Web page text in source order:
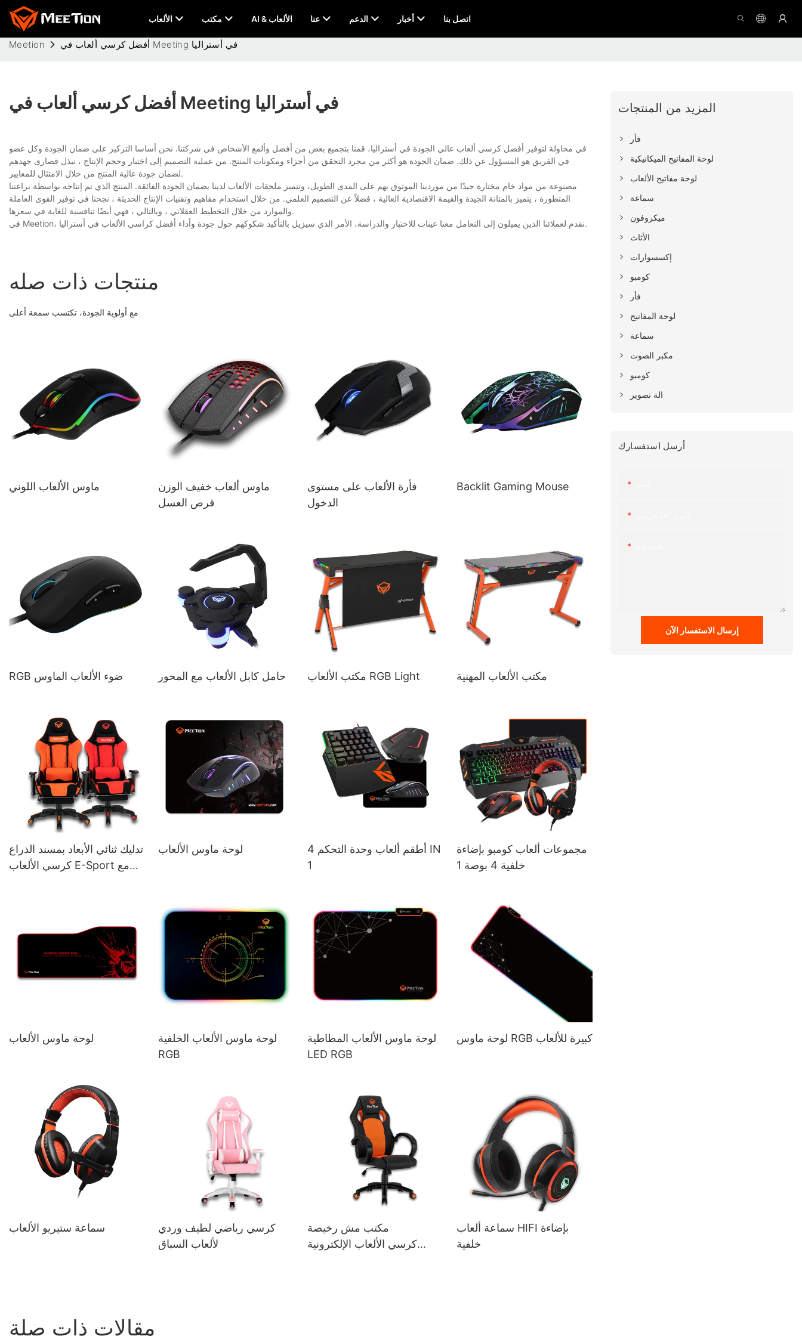
الألعاب مكتب AI & الألعاب عنا الدعم أخبار اتصل بنا
Meetion أفضل كرسي ألعاب في Meeting في أستراليا
أفضل كرسي ألعاب في Meeting في أستراليا
في محاولة لتوفير أفضل كرسي ألعاب عالي الجودة في أستراليا، قمنا بتجميع بعض من أفضل وألمع الأشخاص في شركتنا. نحن أساسا التركيز على ضمان الجودة وكل عضو
في الفريق هو المسؤول عن ذلك. ضمان الجودة هو أكثر من مجرد التحقق من أجزاء ومكونات المنتج. من عملية التصميم إلى اختبار وحجم الإنتاج ، نبذل قصارى جهدهم
لضمان جودة عالية المنتج من خلال الامتثال للمعايير.
مصنوعة من مواد خام مختارة جيدًا من موردينا الموثوق بهم على المدى الطويل، وتتميز ملحقات الألعاب لدينا بضمان الجودة الفائقة. المنتج الذي تم إنتاجه بواسطة براعتنا
المتطورة ، يتميز بالمتانة الجيدة والقيمة الاقتصادية العالية ، فضلاً عن التصميم العلمي. من خلال استخدام مفاهيم وتقنيات الإنتاج الحديثة ، نجحنا في توفير القوى العاملة
والموارد من خلال التخطيط العقلاني ، وبالتالي ، فهي أيضًا تنافسية للغاية في سعرها.
في Meetion، نقدم لعملائنا الذين يميلون إلى التعامل معنا عينات للاختبار والدراسة، الأمر الذي سيزيل بالتأكيد شكوكهم حول جودة وأداء أفضل كراسي الألعاب في أستراليا.
منتجات ذات صله
مع أولوية الجودة، تكتسب سمعة أعلى
ماوس الألعاب اللوني
ماوس ألعاب خفيف الوزن
قرص العسل
فأرة الألعاب على مستوى
الدخول
Backlit Gaming Mouse
RGB ضوء الألعاب الماوس حامل كابل الألعاب مع المحور مكتب الألعاب RGB Light مكتب الألعاب المهنية
تدليك ثنائي الأبعاد بمسند الذراع
كرسي الألعاب E-Sport مع
لوحة ماوس الألعاب
أطقم ألعاب وحدة التحكم 4 IN
1
مجموعات ألعاب كومبو بإضاءة
خلفية 4 بوصة 1
لوحة ماوس الألعاب
لوحة ماوس الألعاب الخلفية
RGB
لوحة ماوس الألعاب المطاطية
LED RGB
لوحة ماوس RGB كبيرة للألعاب
سماعة ستيريو الألعاب
كرسي رياضي لطيف وردي
لألعاب السباق
كرسي الألعاب الإلكترونية
سماعة ألعاب HIFI بإضاءة
خلفية
مقالات ذات صلة
المزيد من المنتجات
فأر
لوحة المفاتيح الميكانيكية
لوحة مفاتيح الألعاب
سماعة
ميكروفون
الأثاث
إكسسوارات
كومبو
فأر
لوحة المفاتيح
سماعة
مكبر الصوت
كومبو
الة تصوير
أرسل استفسارك
إرسال الاستفسار الآن